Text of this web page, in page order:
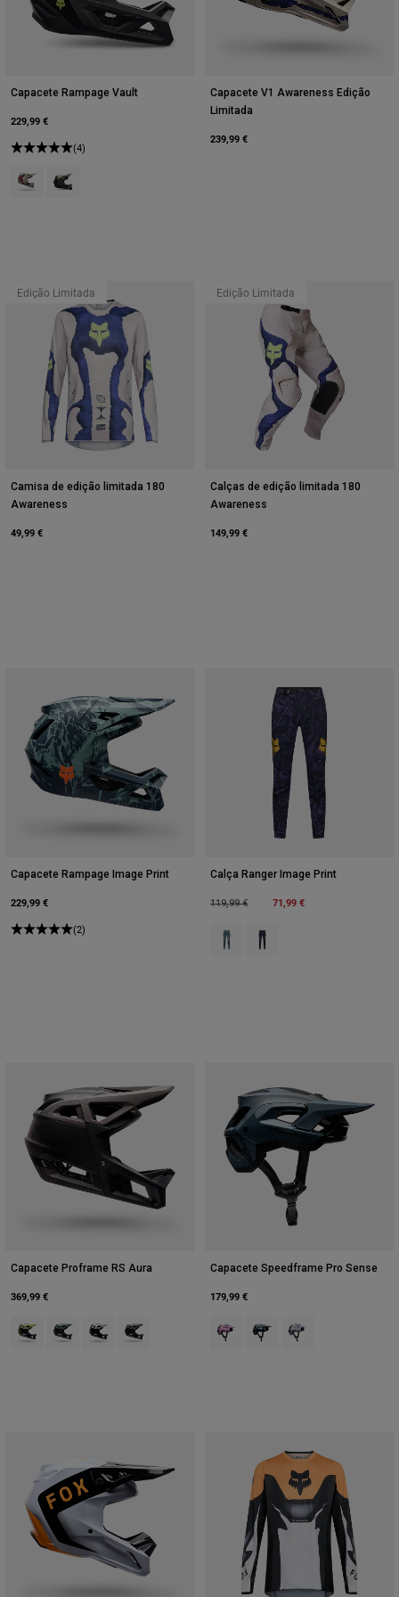
Capacete Rampage Vault
229,99 €
(4)
Product swatch type of Giz Branco.
Product swatch type of Estanho Cinzento.
Capacete V1 Awareness Edição
Limitada
239,99 €
Edição Limitada
Camisa de edição limitada 180
Awareness
49,99 €
Edição Limitada
Calças de edição limitada 180
Awareness
149,99 €
Capacete Rampage Image Print
229,99 €
(2)
Calça Ranger Image Print
Price reduced from
119,99 €to 71,99 €
Product swatch type of Arctic
Product swatch type of
Capacete Proframe RS Aura
369,99 €
Product swatch type of Verde lima.
Product swatch type of Sábio Verde.
Product swatch type of Branco.
Product swatch type of Purple Dusk.
Capacete Speedframe Pro Sense
179,99 €
Product swatch type of Algodão
Product swatch type of
Product swatch